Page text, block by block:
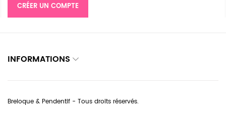
CRÉER UN COMPTE
INFORMATIONS
Breloque & Pendentif - Tous droits réservés.